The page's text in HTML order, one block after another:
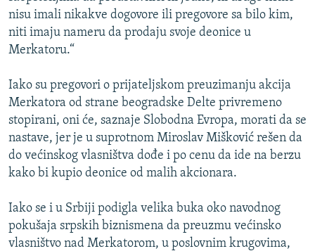
nisu imali nikakve dogovore ili pregovore sa bilo kim,
niti imaju nameru da prodaju svoje deonice u
Merkatoru.“
Iako su pregovori o prijateljskom preuzimanju akcija
Merkatora od strane beogradske Delte privremeno
stopirani, oni će, saznaje Slobodna Evropa, morati da se
nastave, jer je u suprotnom Miroslav Mišković rešen da
do većinskog vlasništva dođe i po cenu da ide na berzu
kako bi kupio deonice od malih akcionara.
Iako se i u Srbiji podigla velika buka oko navodnog
pokušaja srpskih biznismena da preuzmu većinsko
vlasništvo nad Merkatorom, u poslovnim krugovima,